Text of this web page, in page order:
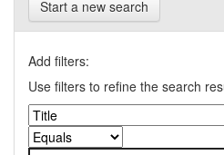
Start a new search
Add filters:
Use filters to refine the search